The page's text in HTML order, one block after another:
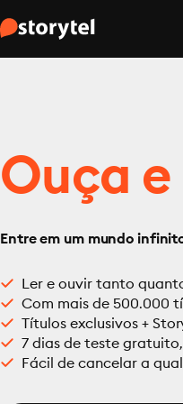
Ouça
Entre em um mundo
Ler e ouvir tanto
Com mais de 500.000
Títulos exclusivos +
7 dias de teste gratuito,
Fácil de cancelar a